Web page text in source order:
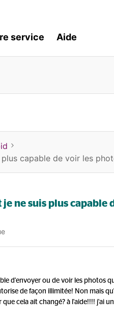
service Aide
capable de voir les
ne suis plus capable
d'envoyer ou de voir les photos
de façon illimitée! Non mais
cela ait changé? à l'aide!!!! j'ai